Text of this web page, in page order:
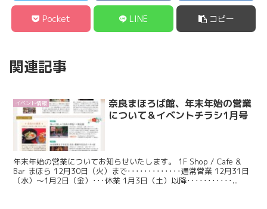
Pocket LINE コピー
関連記事
イベント情報
奈良まほろば館、年末年始の営業
について＆イベントチラシ1月号
年末年始の営業についてお知らせいたします。 1F Shop / Cafe &
Bar まほら 12月30日（火）まで･････････････通常営業 12月31日
（水）～1月2日（金）･･･休業 1月3日（土）以降･･･････････...